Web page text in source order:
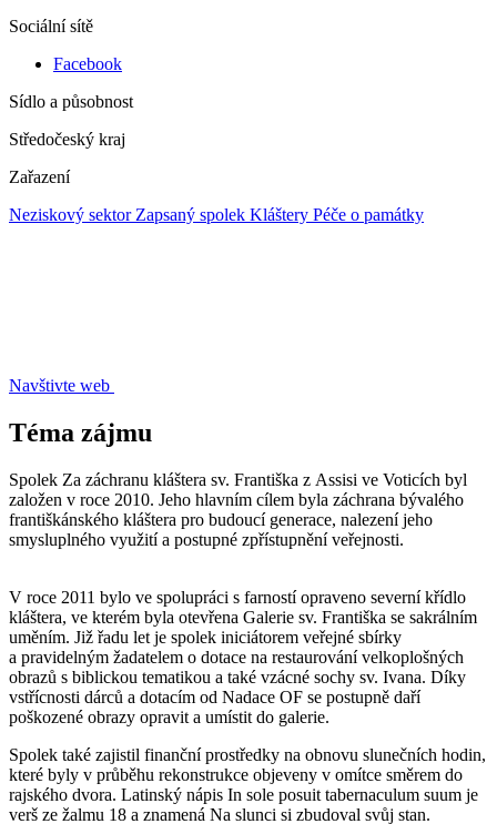
Sociální sítě
Facebook
Sídlo a působnost
Středočeský kraj
Zařazení
Neziskový sektorZapsaný spolek Kláštery Péče o památky
Navštivte web
Téma zájmu
Spolek Za záchranu kláštera sv. Františka z Assisi ve Voticích byl
založen v roce 2010. Jeho hlavním cílem byla záchrana bývalého
františkánského kláštera pro budoucí generace, nalezení jeho
smysluplného využití a postupné zpřístupnění veřejnosti.
V roce 2011 bylo ve spolupráci s farností opraveno severní křídlo
kláštera, ve kterém byla otevřena Galerie sv. Františka se sakrálním
uměním. Již řadu let je spolek iniciátorem veřejné sbírky
a pravidelným žadatelem o dotace na restaurování velkoplošných
obrazů s biblickou tematikou a také vzácné sochy sv. Ivana. Díky
vstřícnosti dárců a dotacím od Nadace OF se postupně daří
poškozené obrazy opravit a umístit do galerie.
Spolek také zajistil finanční prostředky na obnovu slunečních hodin,
které byly v průběhu rekonstrukce objeveny v omítce směrem do
rajského dvora. Latinský nápis In sole posuit tabernaculum suum je
verš ze žalmu 18 a znamená Na slunci si zbudoval svůj stan.